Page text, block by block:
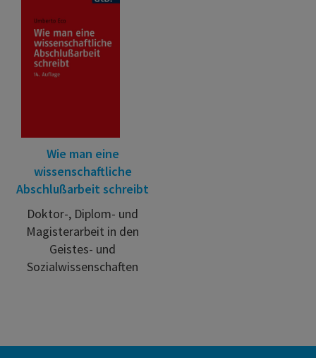
Wie man eine
wissenschaftliche
Abschlußarbeit schreibt
Doktor-, Diplom- und
Magisterarbeit in den
Geistes- und
Sozialwissenschaften